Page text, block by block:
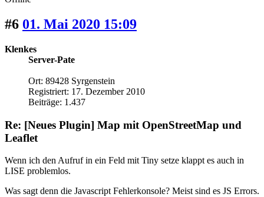
#6 01. Mai 2020 15:09
Klenkes
Server-Pate
Ort: 89428 Syrgenstein
Registriert: 17. Dezember 2010
Beiträge: 1.437
Re: [Neues Plugin] Map mit OpenStreetMap und
Leaflet
Wenn ich den Aufruf in ein Feld mit Tiny setze klappt es auch in
LISE problemlos.
Was sagt denn die Javascript Fehlerkonsole? Meist sind es JS Errors.